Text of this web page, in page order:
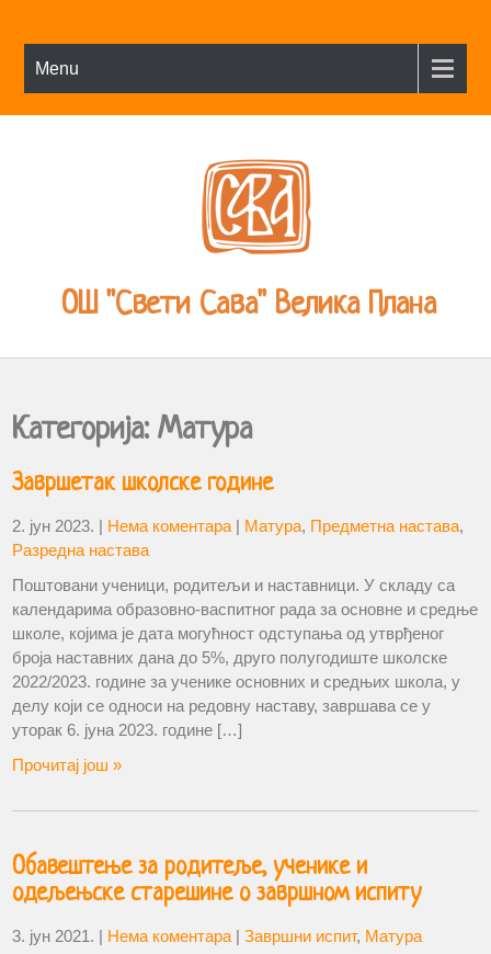
Menu
ОШ "Свети Сава" Велика Плана
Категорија:Матура
Завршетак школске године
2. јун 2023. | Нема коментара | Матура, Предметна настава,
Разредна настава
Поштовани ученици, родитељи и наставници. У складу са
календарима образовно-васпитног рада за основне и средње
школе, којима је дата могућност одступања од утврђеног
броја наставних дана до 5%, друго полугодиште школске
2022/2023. године за ученике основних и средњих школа, у
делу који се односи на редовну наставу, завршава се у
уторак 6. јуна 2023. године […]
Прочитај још »
Обавештење за родитеље, ученике и
одељењске старешине о завршном испиту
3. јун 2021. | Нема коментара |Завршни испит, Матура